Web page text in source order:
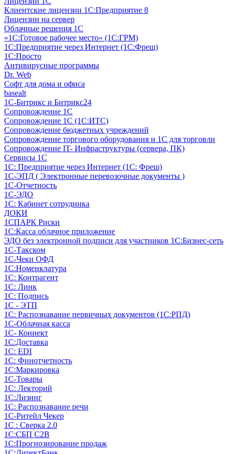
Клиентские лицензии 1С:Предприятие 8
Лицензии на сервер
Облачные решения 1С
«1C:Готовое рабочее место» (1С:ГРМ)
1С:Предприятие через Интернет (1С:Фреш)
1С:Просто
Антивирусные программы
Dr. Web
Софт для дома и офиса
basealt
1С-Битрикс и Битрикс24
Сопровождение 1С
Сопровождение 1С (1С:ИТС)
Сопровождение бюджетных учреждений
Сопровождение торгового оборудования и 1С для торговли
Сопровождение IT- Инфраструктуры (сервера, ПК)
Сервисы 1С
1С: Предприятие через Интернет (1С: Фреш)
1С-ЭПД ( Электронные перевозочные документы )
1С-Отчетность
1С-ЭДО
1С: Кабинет сотрудника
ДОКИ
1СПАРК Риски
1С:Касса облачное приложение
ЭДО без электронной подписи для участников 1С:Бизнес-сеть
1С-Такском
1С-Чеки ОФД
1С:Номенклатура
1С: Контрагент
1С: Линк
1С: Подпись
1С - ЭТП
1С: Распознавание первичных документов (1С:РПД)
1С-Облачная касса
1С- Коннект
1С:Доставка
1С: EDI
1С: Финотчетность
1С:Маркировка
1С-Товары
1С: Лекторий
1С:Лизинг
1С: Распознавание речи
1C-Ритейл Чекер
1С : Сверка 2.0
1С:СБП C2B
1С:Прогнозирование продаж